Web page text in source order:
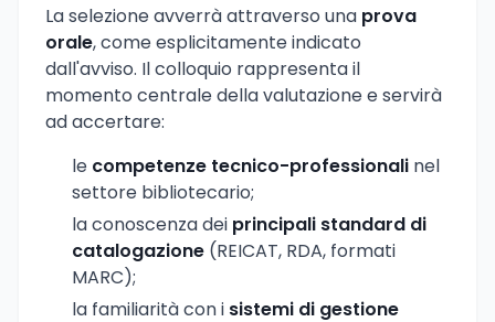
La selezione avverrà attraverso una prova
orale, come esplicitamente indicato
dall'avviso. Il colloquio rappresenta il
momento centrale della valutazione e servirà
ad accertare:
le competenze tecnico-professionali nel
settore bibliotecario;
la conoscenza dei principali standard di
catalogazione (REICAT, RDA, formati
MARC);
la familiarità con i sistemi di gestione